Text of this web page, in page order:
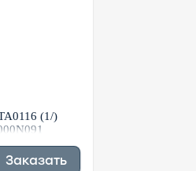
(1/)
Заказать